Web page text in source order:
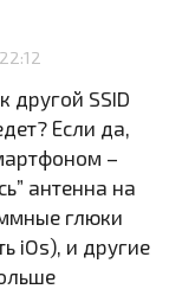
другой SSID
Если да,
–
антенна на
глюки
iOs), и другие